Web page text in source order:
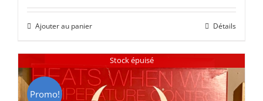
initial
était :
CHF 85.00.
actuel
CHF 59.00.
Ajouter au panier Détails
Stock épuisé
Promo!